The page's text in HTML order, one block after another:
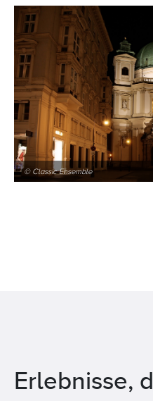
© Classic Ensemble
Erlebnisse,